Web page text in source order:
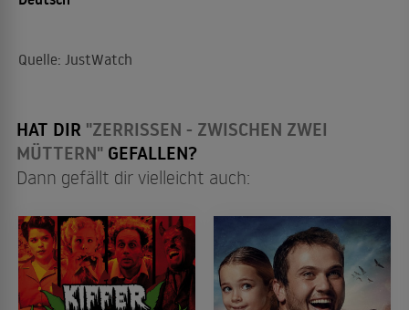
Quelle: JustWatch
HAT DIR "ZERRISSEN - ZWISCHEN ZWEI
MÜTTERN" GEFALLEN?
Dann gefällt dir vielleicht auch: